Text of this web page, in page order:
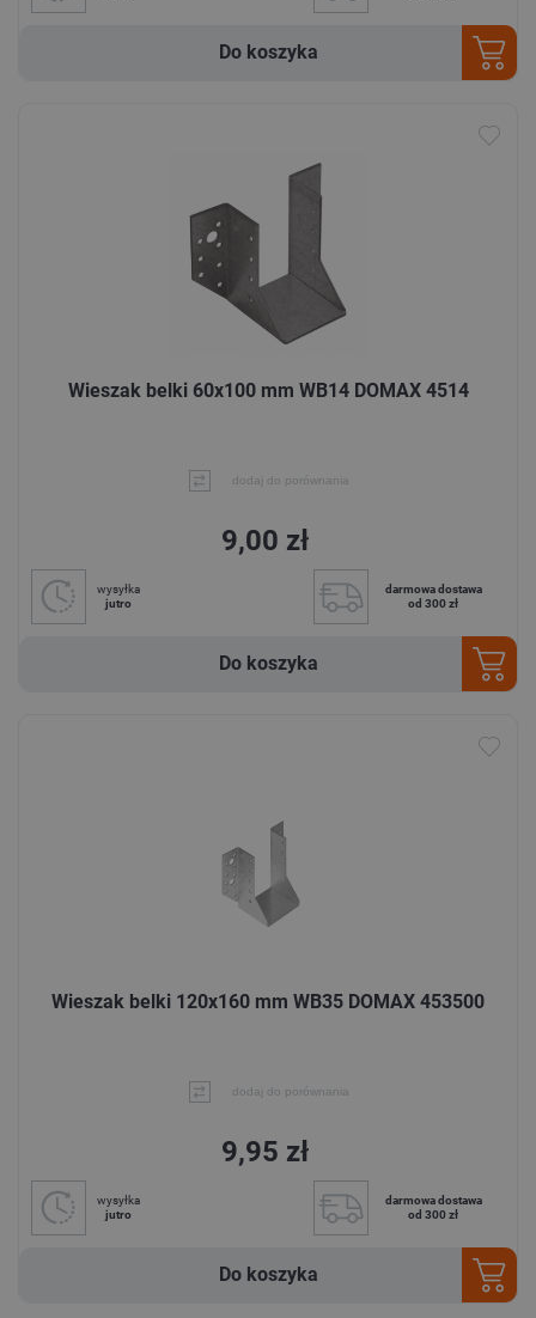
Do koszyka
Wieszak belki 60x100 mm WB14 DOMAX 4514
dodaj do porównania
9,00 zł
wysyłka
jutro
darmowa dostawa
od 300 zł
Do koszyka
Wieszak belki 120x160 mm WB35 DOMAX 453500
dodaj do porównania
9,95 zł
wysyłka
jutro
darmowa dostawa
od 300 zł
Do koszyka